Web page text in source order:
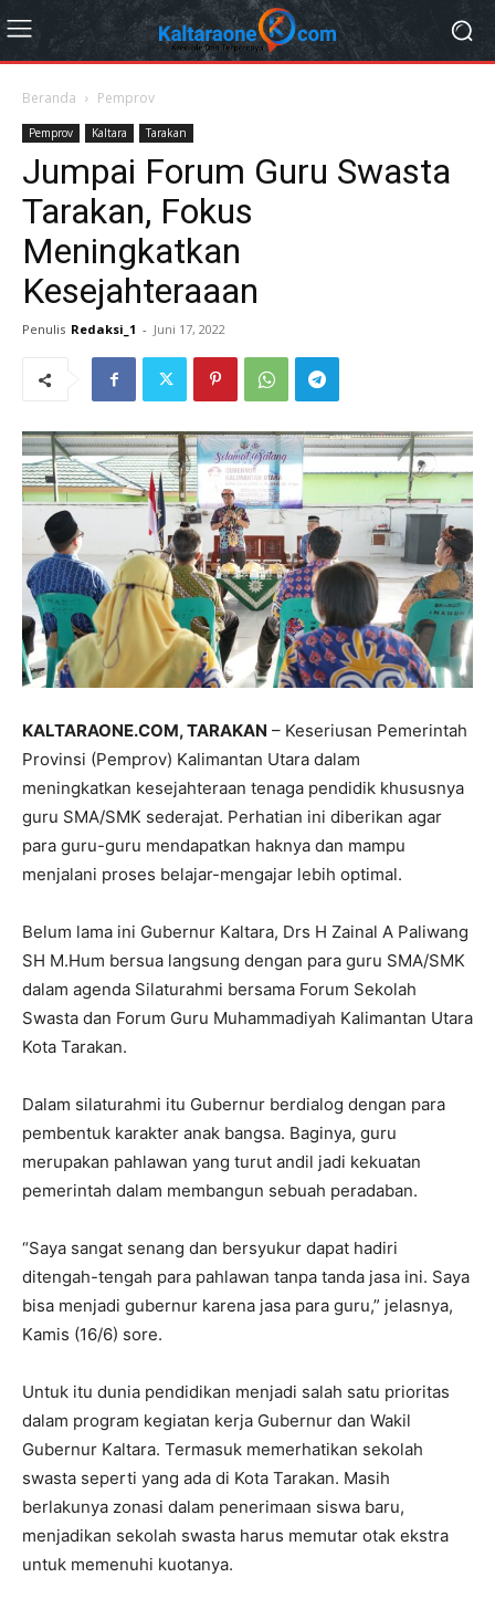
Beranda Pemprov
Pemprov Kaltara Tarakan
Jumpai Forum Guru Swasta
Tarakan, Fokus
Meningkatkan
Kesejahteraaan
Penulis Redaksi_1 - Juni 17, 2022
KALTARAONE.COM, TARAKAN – Keseriusan Pemerintah
Provinsi (Pemprov) Kalimantan Utara dalam
meningkatkan kesejahteraan tenaga pendidik khususnya
guru SMA/SMK sederajat. Perhatian ini diberikan agar
para guru-guru mendapatkan haknya dan mampu
menjalani proses belajar-mengajar lebih optimal.
Belum lama ini Gubernur Kaltara, Drs H Zainal A Paliwang
SH M.Hum bersua langsung dengan para guru SMA/SMK
dalam agenda Silaturahmi bersama Forum Sekolah
Swasta dan Forum Guru Muhammadiyah Kalimantan Utara
Kota Tarakan.
Dalam silaturahmi itu Gubernur berdialog dengan para
pembentuk karakter anak bangsa. Baginya, guru
merupakan pahlawan yang turut andil jadi kekuatan
pemerintah dalam membangun sebuah peradaban.
“Saya sangat senang dan bersyukur dapat hadiri
ditengah-tengah para pahlawan tanpa tanda jasa ini. Saya
bisa menjadi gubernur karena jasa para guru,” jelasnya,
Kamis (16/6) sore.
Untuk itu dunia pendidikan menjadi salah satu prioritas
dalam program kegiatan kerja Gubernur dan Wakil
Gubernur Kaltara. Termasuk memerhatikan sekolah
swasta seperti yang ada di Kota Tarakan. Masih
berlakunya zonasi dalam penerimaan siswa baru,
menjadikan sekolah swasta harus memutar otak ekstra
untuk memenuhi kuotanya.